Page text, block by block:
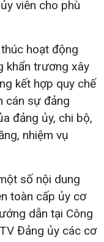
viên cho phù
hoạt động
khẩn trương xây
kết hợp quy chế
cán sự đảng
đảng ủy, chi bộ,
nhiệm vụ
số nội dung
toàn cấp ủy cơ
dẫn tại Công
Đảng ủy các cơ